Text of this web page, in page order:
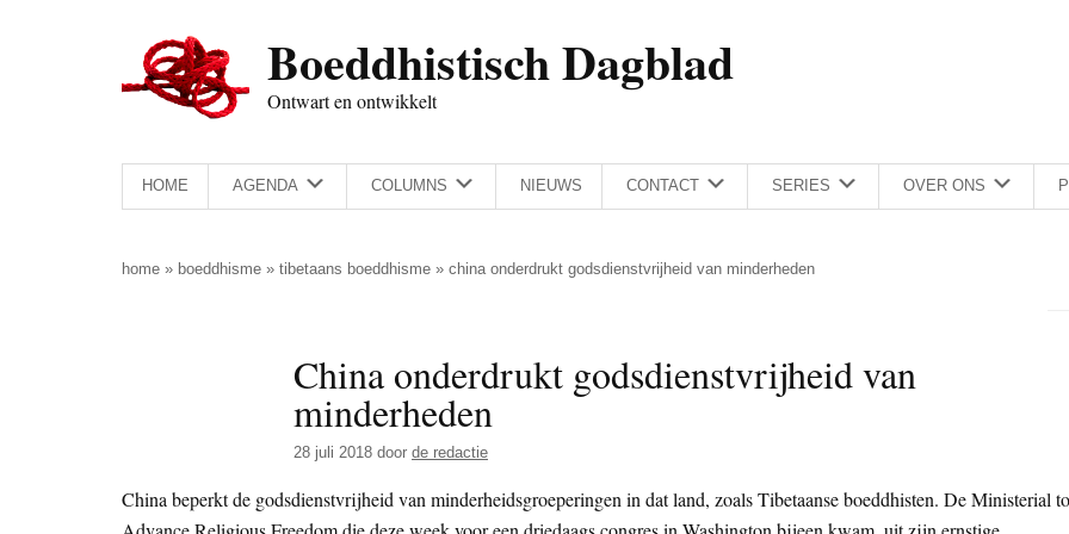
Boeddhistisch Dagblad
Ontwart en ontwikkelt
HOME AGENDA COLUMNS NIEUWS CONTACT SERIES OVER ONS
home » boeddhisme » tibetaans boeddhisme » china onderdrukt godsdienstvrijheid van minderheden
China onderdrukt godsdienstvrijheid van
minderheden
28 juli 2018 door de redactie
China beperkt de godsdienstvrijheid van minderheidsgroeperingen in dat land, zoals Tibetaanse boeddhisten. De Ministerial to